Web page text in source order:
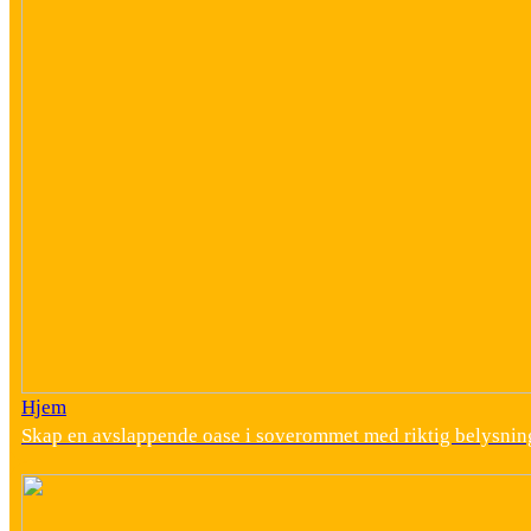
Hjem
Skap en avslappende oase i soverommet med riktig